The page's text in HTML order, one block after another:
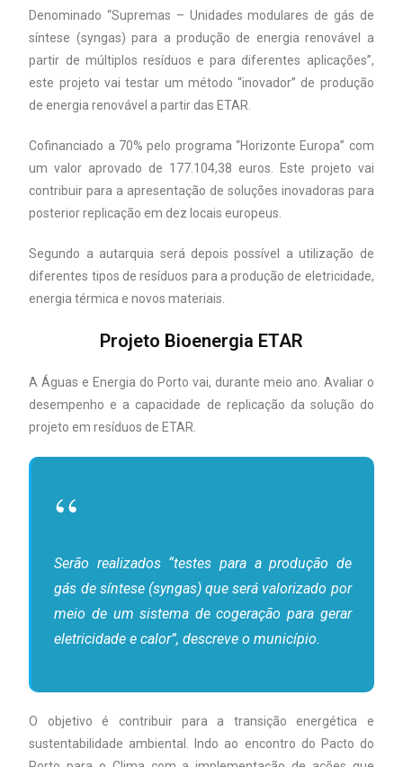
Denominado “Supremas – Unidades modulares de gás de
síntese (syngas) para a produção de energia renovável a
partir de múltiplos resíduos e para diferentes aplicações”,
este projeto vai testar um método “inovador” de produção
de energia renovável a partir das ETAR.
Cofinanciado a 70% pelo programa “Horizonte Europa” com
um valor aprovado de 177.104,38 euros. Este projeto vai
contribuir para a apresentação de soluções inovadoras para
posterior replicação em dez locais europeus.
Segundo a autarquia será depois possível a utilização de
diferentes tipos de resíduos para a produção de eletricidade,
energia térmica e novos materiais.
Projeto Bioenergia ETAR
A Águas e Energia do Porto vai, durante meio ano. Avaliar o
desempenho e a capacidade de replicação da solução do
projeto em resíduos de ETAR.
Serão realizados “testes para a produção de
gás de síntese (syngas) que será valorizado por
meio de um sistema de cogeração para gerar
eletricidade e calor”, descreve o município.
O objetivo é contribuir para a transição energética e
sustentabilidade ambiental. Indo ao encontro do Pacto do